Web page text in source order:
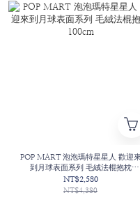
POP MART 泡泡瑪特星星人 歡迎來
到月球表面系列 毛絨法棍抱枕
100cm
NT$2,580
NT$4,380